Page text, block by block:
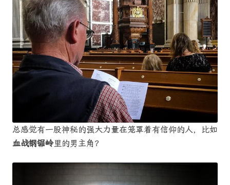
总感觉有一股神秘的强大力量在笼罩着有信仰的人，比如
血战钢锯岭里的男主角？